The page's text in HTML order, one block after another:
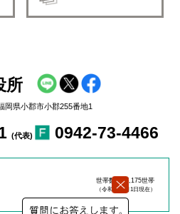
所
県小郡市小郡255番地1
(代表) 0942-73-4466
世帯数：27,175世帯
（令和8年8月1日現在）